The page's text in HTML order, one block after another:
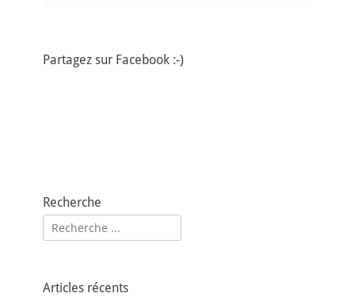
Partagez sur Facebook :-)
Recherche
Rechercher :
Articles récents